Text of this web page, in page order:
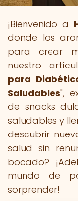
¡Bienvenido a
donde los
para crear
nuestro
para
Saludables",
de snacks
saludables y
descubrir
salud sin
bocado?
mundo de
sorprender!